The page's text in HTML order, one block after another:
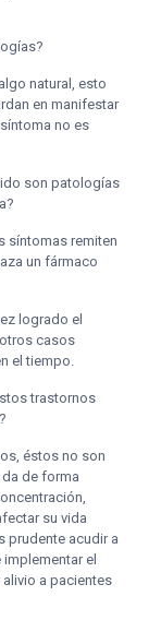
natural, esto
en manifestar
no es
son patologías
síntomas remiten
un fármaco
logrado el
casos
el tiempo.
trastornos
éstos no son
de forma
su vida
prudente acudir a
el
a pacientes